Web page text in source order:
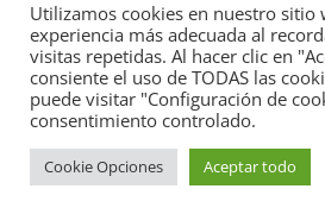
seguridad
21 de octubre de 2021
Utilizamos cookies en nuestro sitio
experiencia más adecuada al
visitas repetidas. Al hacer clic en
consiente el uso de TODAS las
puede visitar "Configuración de
consentimiento controlado.
Cookie Opciones Aceptar todo